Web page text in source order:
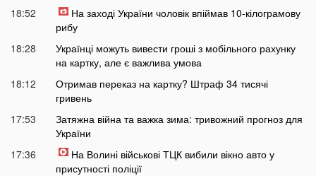
18:52
На заході України чоловік впіймав 10-кілограмову
рибу
18:28
Українці можуть вивести гроші з мобільного рахунку
на картку, але є важлива умова
18:12
Отримав переказ на картку? Штраф 34 тисячі
гривень
17:53
Затяжна війна та важка зима: тривожний прогноз для
України
17:36
На Волині військові ТЦК вибили вікно авто у
присутності поліції